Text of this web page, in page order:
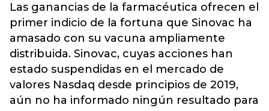
Las ganancias de la farmacéutica ofrecen el
primer indicio de la fortuna que Sinovac ha
amasado con su vacuna ampliamente
distribuida. Sinovac, cuyas acciones han
estado suspendidas en el mercado de
valores Nasdaq desde principios de 2019,
aún no ha informado ningún resultado para